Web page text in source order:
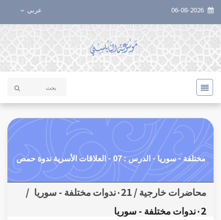
عربي
مختلفة - سوريا - الدرس : 07 - العلاقات الأسرية ندوة حمص
محاضرات خارجية / ٠21ندوات مختلفة - سوريا
/
٠2ندوات مختلفة - سوريا